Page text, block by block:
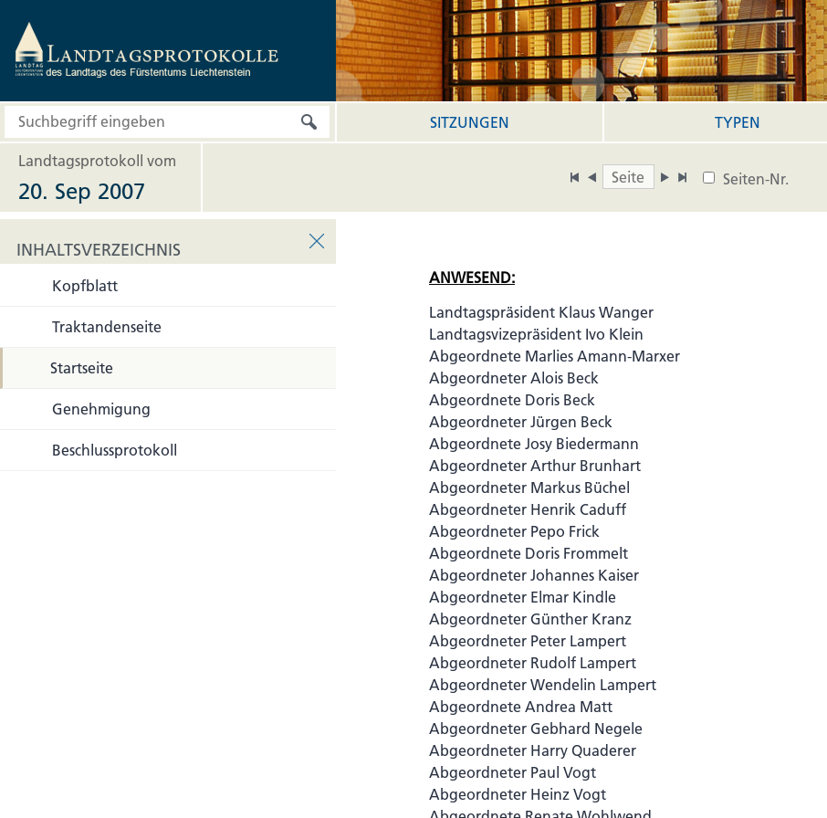
SITZUNGEN TYPEN
Landtagsprotokoll vom
Seiten-Nr.
20. Sep 2007
INHALTSVERZEICHNIS
Kopfblatt
Traktandenseite
Startseite
Genehmigung
Beschlussprotokoll
ANWESEND:
Landtagspräsident Klaus Wanger
Landtagsvizepräsident Ivo Klein
Abgeordnete Marlies Amann-Marxer
Abgeordneter Alois Beck
Abgeordnete Doris Beck
Abgeordneter Jürgen Beck
Abgeordnete Josy Biedermann
Abgeordneter Arthur Brunhart
Abgeordneter Markus Büchel
Abgeordneter Henrik Caduff
Abgeordneter Pepo Frick
Abgeordnete Doris Frommelt
Abgeordneter Johannes Kaiser
Abgeordneter Elmar Kindle
Abgeordneter Günther Kranz
Abgeordneter Peter Lampert
Abgeordneter Rudolf Lampert
Abgeordneter Wendelin Lampert
Abgeordnete Andrea Matt
Abgeordneter Gebhard Negele
Abgeordneter Harry Quaderer
Abgeordneter Paul Vogt
Abgeordneter Heinz Vogt